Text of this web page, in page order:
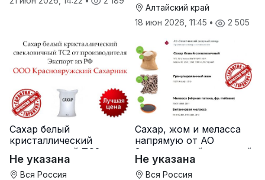
Алтайский край
18 июн 2026, 11:45 • 2 505
Сахар белый
кристаллический
свекловичный ТС2 от
производителя
Не указана
Вся Россия
Сахар, жом и меласса
напрямую от АО
Земетчинский сахарный
завод
Не указана
Вся Россия